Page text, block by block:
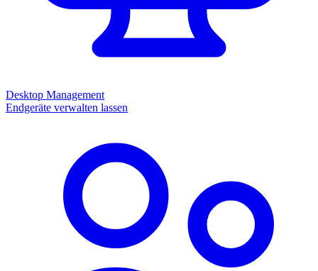
Desktop Management
Endgeräte verwalten lassen